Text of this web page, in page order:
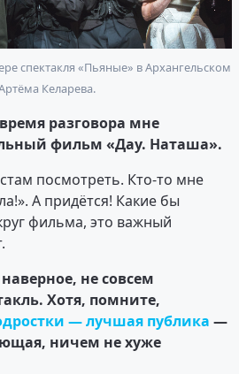
спектакля «Пьяные» в Архангельском
Келарева.
разговора мне
фильм «Дау. Наташа».
посмотреть. Кто-то мне
А придётся! Какие бы
фильма, это важный
не совсем
Хотя, помните,
— лучшая публика —
ничем не хуже